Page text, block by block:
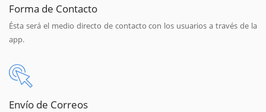
Forma de Contacto
Ésta será el medio directo de contacto con los usuarios a través de la
app.
Envío de Correos